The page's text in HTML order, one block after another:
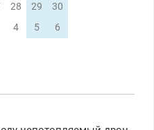
28 29
30
4 5 6